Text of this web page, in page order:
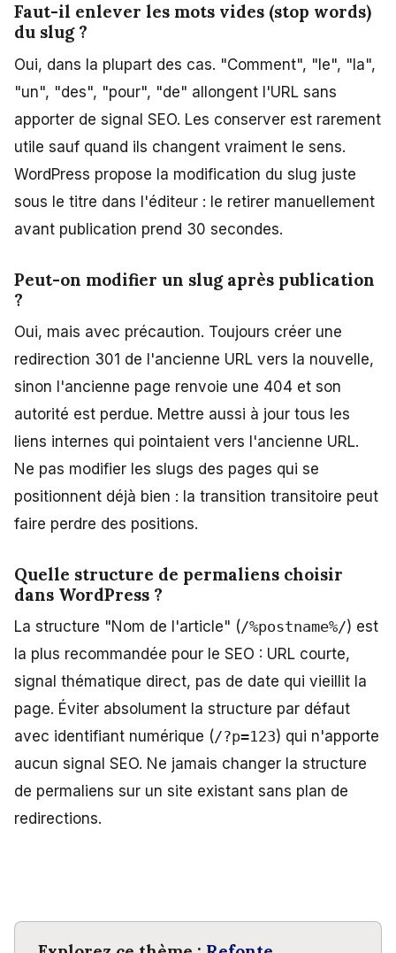
Faut-il enlever les mots vides (stop words)
du slug ?
Oui, dans la plupart des cas. "Comment", "le", "la",
"un", "des", "pour", "de" allongent l'URL sans
apporter de signal SEO. Les conserver est rarement
utile sauf quand ils changent vraiment le sens.
WordPress propose la modification du slug juste
sous le titre dans l'éditeur : le retirer manuellement
avant publication prend 30 secondes.
Peut-on modifier un slug après publication
?
Oui, mais avec précaution. Toujours créer une
redirection 301 de l'ancienne URL vers la nouvelle,
sinon l'ancienne page renvoie une 404 et son
autorité est perdue. Mettre aussi à jour tous les
liens internes qui pointaient vers l'ancienne URL.
Ne pas modifier les slugs des pages qui se
positionnent déjà bien : la transition transitoire peut
faire perdre des positions.
Quelle structure de permaliens choisir
dans WordPress ?
La structure "Nom de l'article" (/%postname%/) est
la plus recommandée pour le SEO : URL courte,
signal thématique direct, pas de date qui vieillit la
page. Éviter absolument la structure par défaut
avec identifiant numérique (/?p=123) qui n'apporte
aucun signal SEO. Ne jamais changer la structure
de permaliens sur un site existant sans plan de
redirections.